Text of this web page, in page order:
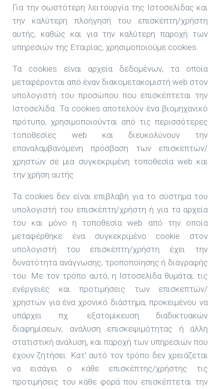
Για την σωστότερη λειτουργία της Ιστοσελίδας και
την καλύτερη πλοήγησή του επισκέπτη/χρήστη
αυτής, καθώς και για την καλύτερη παροχή των
υπηρεσιών της Εταιρίας, χρησιμοποιούμε cookies.
Τα cookies είναι αρχεία δεδομένων, τα οποία
μεταφέρονται από έναν διακομετακομιστή web στον
υπολογιστή του προσώπου που επισκέπτεται την
Ιστοσελίδα. Τα cookies αποτελούν ένα βιομηχανικό
πρότυπο, χρησιμοποιούνται από τις περισσότερες
τοποθεσίες web και διευκολύνουν την
επαναλαμβανόμενη πρόσβαση των επισκεπτών/
χρηστών σε μια συγκεκριμένη τοποθεσία web και
την χρήση αυτής.
Τα cookies δεν είναι επιβλαβή για το σύστημα του
υπολογιστή του επισκέπτη/χρήστη ή για τα αρχεία
του και μόνο η τοποθεσία web από την οποία
μεταφέρθηκε ένα συγκεκριμένο cookie στον
υπολογιστή του επισκέπτη/χρήστη έχει την
δυνατότητα ανάγνωσης, τροποποίησης ή διαγραφής
του. Με τον τρόπο αυτό, η Ιστοσελίδα θυμάται τις
ενέργειές και προτιμήσεις των επισκεπτών/
χρηστών για ένα χρονικό διάστημα, προκειμένου να
υπάρχει πχ. εξατομίκευση διαδικτυακών
διαφημίσεων, ανάλυση επισκεψιμότητας ή άλλη
στατιστική ανάλυση, και παροχή των υπηρεσιών που
έχουν ζητήσει. Κατ’ αυτό τον τρόπο δεν χρειάζεται
να εισάγει ο κάθε επισκέπτης/χρήστης τις
προτιμήσεις του κάθε φορά που επισκέπτεται την